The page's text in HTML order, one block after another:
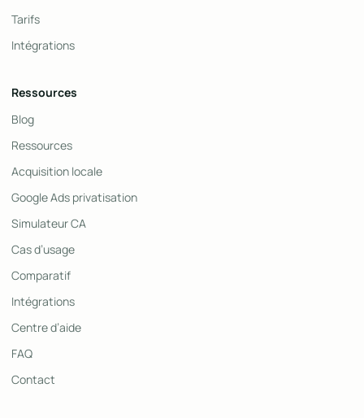
Tarifs
Intégrations
Ressources
Blog
Ressources
Acquisition locale
Google Ads privatisation
Simulateur CA
Cas d’usage
Comparatif
Intégrations
Centre d’aide
FAQ
Contact